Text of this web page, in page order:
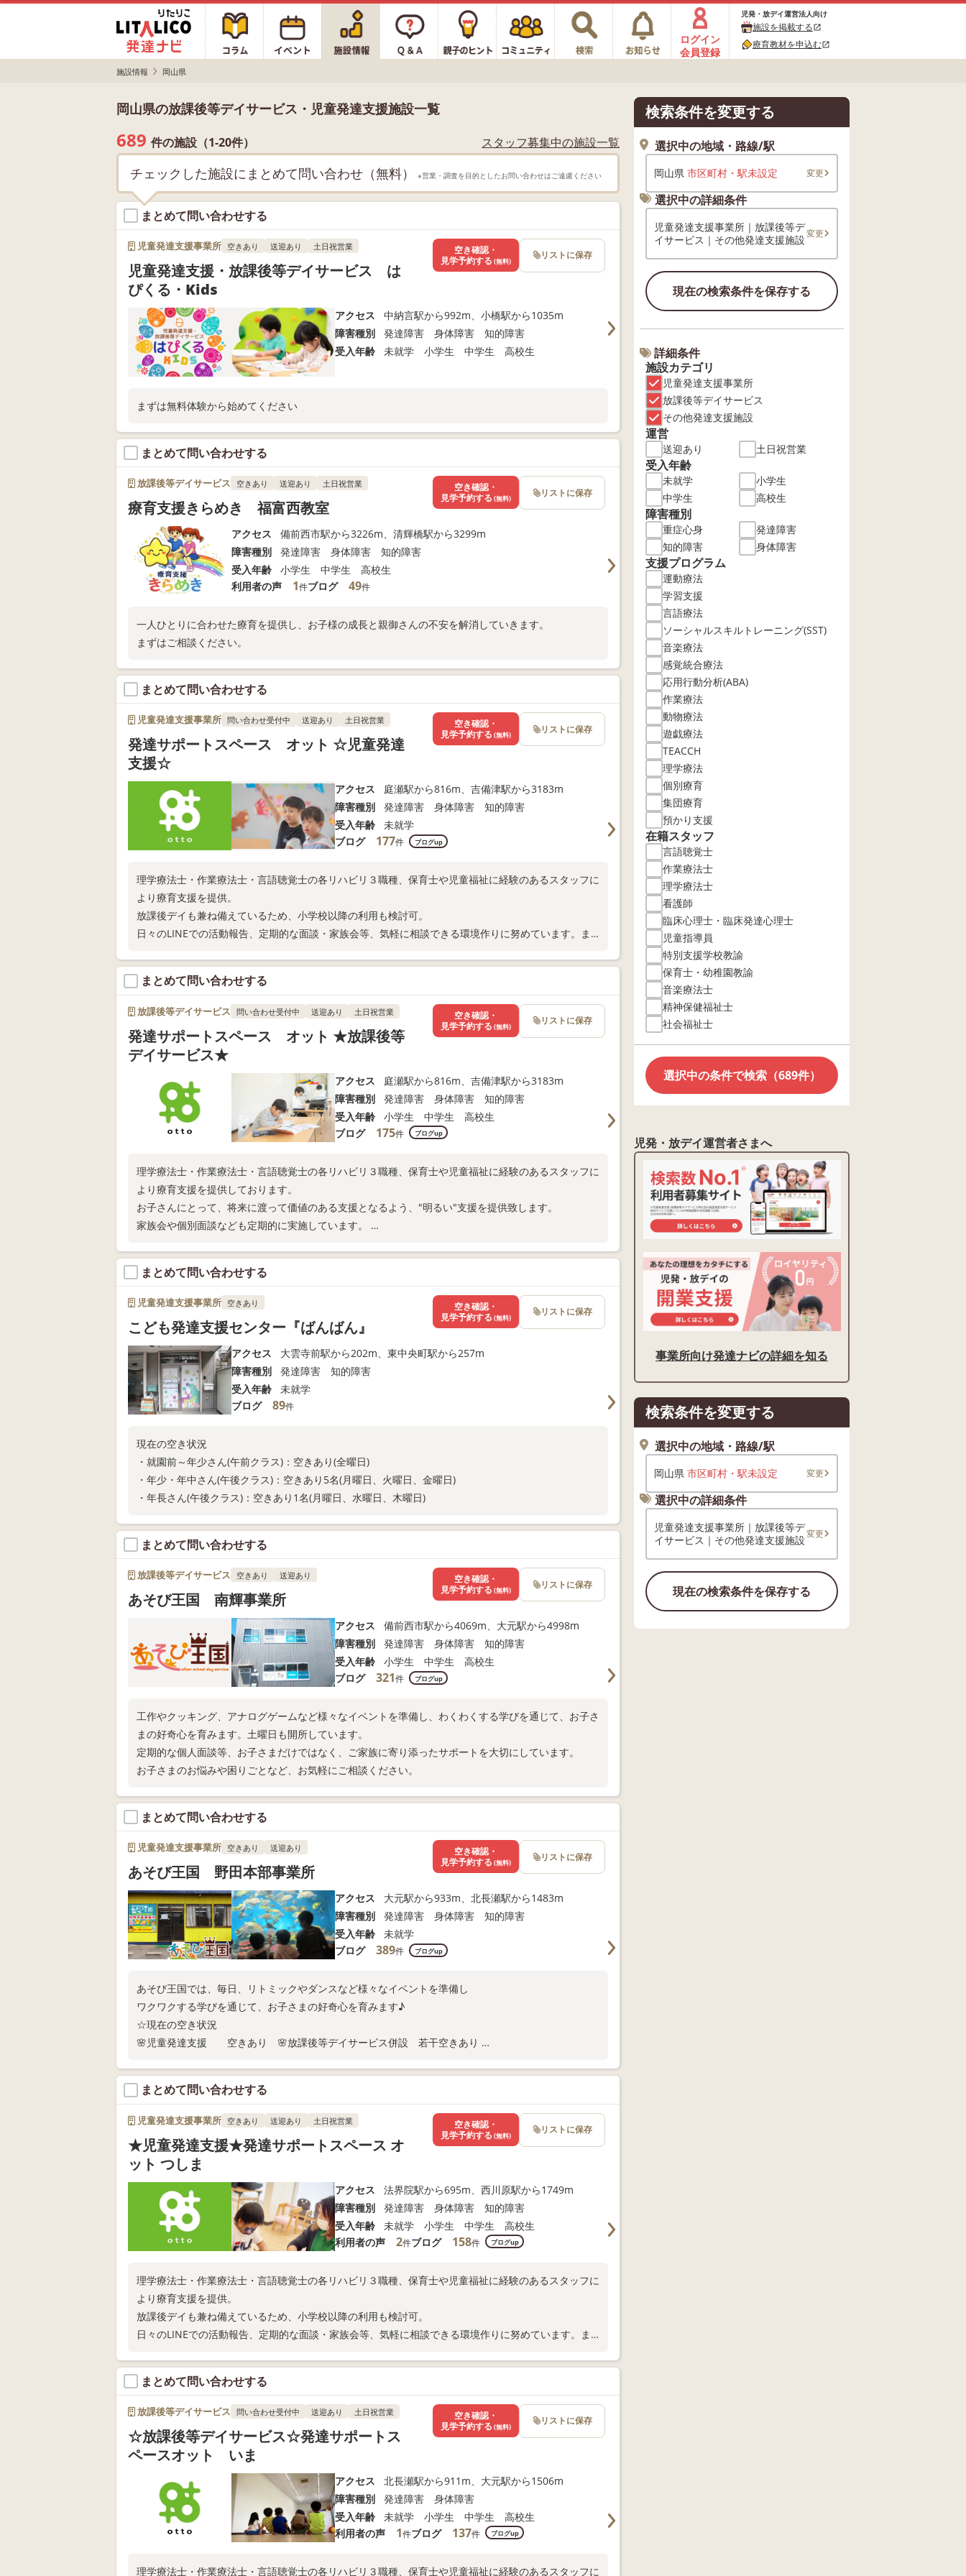
ログイン
会員登録
児発・放デイ運営法人向け
施設を掲載するopen_in_new
療育教材を申込むopen_in_new
施設情報 岡山県
岡山県の放課後等デイサービス・児童発達支援施設一覧
689 件の施設（1-20件） スタッフ募集中の施設一覧
チェックした施設にまとめて問い合わせ（無料） ※営業・調査を目的としたお問い合わせはご遠慮ください
まとめて問い合わせする
児童発達支援事業所 空きあり 送迎あり 土日祝営業
児童発達支援・放課後等デイサービス は
ぴくる・Kids
アクセス
中納言駅から992m、小橋駅から1035m
障害種別
発達障害 身体障害 知的障害
受入年齢
未就学 小学生 中学生 高校生
まずは無料体験から始めてください
空き確認・
見学予約する (無料) リストに保存
まとめて問い合わせする
放課後等デイサービス 空きあり 送迎あり 土日祝営業
療育支援きらめき 福富西教室
アクセス
備前西市駅から3226m、清輝橋駅から3299m
障害種別
発達障害 身体障害 知的障害
受入年齢
小学生 中学生 高校生
利用者の声
1件ブログ 49件
一人ひとりに合わせた療育を提供し、お子様の成長と親御さんの不安を解消していきます。
まずはご相談ください。
空き確認・
見学予約する (無料) リストに保存
まとめて問い合わせする
児童発達支援事業所 問い合わせ受付中 送迎あり 土日祝営業
発達サポートスペース オット ☆児童発達
支援☆
アクセス
庭瀬駅から816m、吉備津駅から3183m
障害種別
発達障害 身体障害 知的障害
受入年齢
未就学
ブログ
177件 ブログup
理学療法士・作業療法士・言語聴覚士の各リハビリ３職種、保育士や児童福祉に経験のあるスタッフに
より療育支援を提供。
放課後デイも兼ね備えているため、小学校以降の利用も検討可。
日々のLINEでの活動報告、定期的な面談・家族会等、気軽に相談できる環境作りに努めています。ま
空き確認・
見学予約する (無料) リストに保存
まとめて問い合わせする
放課後等デイサービス 問い合わせ受付中 送迎あり 土日祝営業
発達サポートスペース オット ★放課後等
デイサービス★
アクセス
庭瀬駅から816m、吉備津駅から3183m
障害種別
発達障害 身体障害 知的障害
受入年齢
小学生 中学生 高校生
ブログ
175件 ブログup
理学療法士・作業療法士・言語聴覚士の各リハビリ３職種、保育士や児童福祉に経験のあるスタッフに
より療育支援を提供しております。
お子さんにとって、将来に渡って価値のある支援となるよう、"明るい"支援を提供致します。
家族会や個別面談なども定期的に実施しています。
空き確認・
見学予約する (無料) リストに保存
まとめて問い合わせする
児童発達支援事業所 空きあり
こども発達支援センター『ばんばん』
アクセス
大雲寺前駅から202m、東中央町駅から257m
障害種別
発達障害 知的障害
受入年齢
未就学
ブログ
89件
現在の空き状況
・就園前～年少さん(午前クラス)：空きあり(全曜日)
・年少・年中さん(午後クラス)：空きあり5名(月曜日、火曜日、金曜日)
・年長さん(午後クラス)：空きあり1名(月曜日、水曜日、木曜日)
空き確認・
見学予約する (無料) リストに保存
まとめて問い合わせする
放課後等デイサービス 空きあり 送迎あり
あそび王国 南輝事業所
アクセス
備前西市駅から4069m、大元駅から4998m
障害種別
発達障害 身体障害 知的障害
受入年齢
小学生 中学生 高校生
ブログ
321件 ブログup
工作やクッキング、アナログゲームなど様々なイベントを準備し、わくわくする学びを通じて、お子さ
まの好奇心を育みます。土曜日も開所しています。
定期的な個人面談等、お子さまだけではなく、ご家族に寄り添ったサポートを大切にしています。
お子さまのお悩みや困りごとなど、お気軽にご相談ください。
空き確認・
見学予約する (無料) リストに保存
まとめて問い合わせする
児童発達支援事業所 空きあり 送迎あり
あそび王国 野田本部事業所
アクセス
大元駅から933m、北長瀬駅から1483m
障害種別
発達障害 身体障害 知的障害
受入年齢
未就学
ブログ
389件 ブログup
あそび王国では、毎日、リトミックやダンスなど様々なイベントを準備し
ワクワクする学びを通じて、お子さまの好奇心を育みます♪
☆現在の空き状況
🌸児童発達支援 空きあり 🌸放課後等デイサービス併設 若干空きあり
空き確認・
見学予約する (無料) リストに保存
まとめて問い合わせする
児童発達支援事業所 空きあり 送迎あり 土日祝営業
★児童発達支援★発達サポートスペース オ
ット つしま
アクセス
法界院駅から695m、西川原駅から1749m
障害種別
発達障害 身体障害 知的障害
受入年齢
未就学 小学生 中学生 高校生
利用者の声
2件ブログ 158件 ブログup
理学療法士・作業療法士・言語聴覚士の各リハビリ３職種、保育士や児童福祉に経験のあるスタッフに
より療育支援を提供。
放課後デイも兼ね備えているため、小学校以降の利用も検討可。
日々のLINEでの活動報告、定期的な面談・家族会等、気軽に相談できる環境作りに努めています。ま
空き確認・
見学予約する (無料) リストに保存
まとめて問い合わせする
放課後等デイサービス 問い合わせ受付中 送迎あり 土日祝営業
☆放課後等デイサービス☆発達サポートス
ペースオット いま
アクセス
北長瀬駅から911m、大元駅から1506m
障害種別
発達障害 身体障害
受入年齢
未就学 小学生 中学生 高校生
利用者の声
1件ブログ 137件 ブログup
理学療法士・作業療法士・言語聴覚士の各リハビリ３職種、保育士や児童福祉に経験のあるスタッフに
空き確認・
見学予約する (無料) リストに保存
検索条件を変更する
選択中の地域・路線/駅
岡山県 市区町村・駅未設定 変更
選択中の詳細条件
児童発達支援事業所｜放課後等デ
イサービス｜その他発達支援施設変更
現在の検索条件を保存する
詳細条件
施設カテゴリ
児童発達支援事業所
放課後等デイサービス
その他発達支援施設
運営
送迎あり 土日祝営業
受入年齢
未就学
小学生
中学生
高校生
障害種別
重症心身
発達障害
知的障害
身体障害
支援プログラム
運動療法
学習支援
言語療法
ソーシャルスキルトレーニング(SST)
音楽療法
感覚統合療法
応用行動分析(ABA)
作業療法
動物療法
遊戯療法
TEACCH
理学療法
個別療育
集団療育
預かり支援
在籍スタッフ
言語聴覚士
作業療法士
理学療法士
看護師
臨床心理士・臨床発達心理士
児童指導員
特別支援学校教諭
保育士・幼稚園教諭
音楽療法士
精神保健福祉士
社会福祉士
選択中の条件で検索（689件）
児発・放デイ運営者さまへ
事業所向け発達ナビの詳細を知る
検索条件を変更する
選択中の地域・路線/駅
岡山県 市区町村・駅未設定 変更
選択中の詳細条件
児童発達支援事業所｜放課後等デ
イサービス｜その他発達支援施設変更
現在の検索条件を保存する